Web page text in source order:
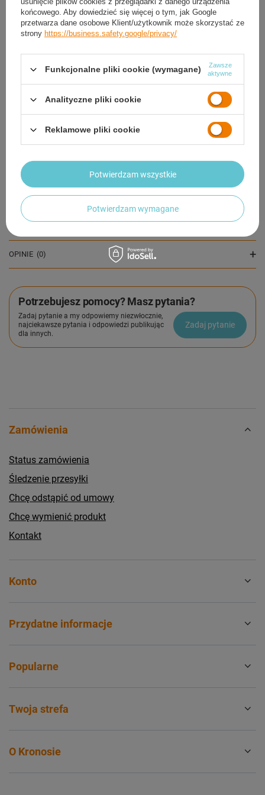
SPOKEY
191,90 zł
Talerz Obciążenie
SPOKEY
383,04 zł
OPIS
SZCZEGÓŁOWE DANE
OPINIE (0)
Potrzebujesz pomocy? Masz pytania?
Zadaj pytanie a my odpowiemy niezwłocznie,
najciekawsze pytania i odpowiedzi publikując
dla innych.
Zadaj pytanie
Zamówienia
Status zamówienia
Śledzenie przesyłki
Chcę odstąpić od umowy
Chcę wymienić produkt
Kontakt
Konto
Przydatne informacje
Popularne
Twoja strefa
O Kronosie
końcowego. Aby dowiedzieć się więcej o tym, jak Google
przetwarza dane osobowe Klient/użytkownik może skorzystać ze
strony https://business.safety.google/privacy/
Funkcjonalne pliki cookie (wymagane)
Zawsze
aktywne
Analityczne pliki cookie
Reklamowe pliki cookie
Potwierdzam wymagane
Potwierdzam wszystkie